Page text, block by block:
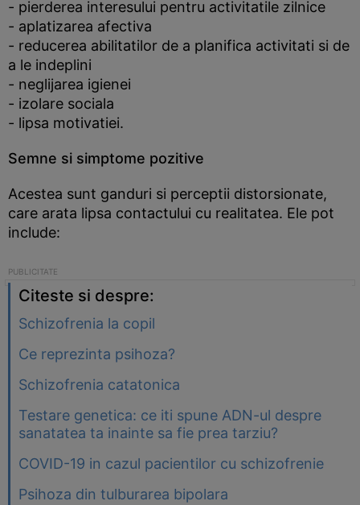
- pierderea interesului pentru activitatile zilnice
- aplatizarea afectiva
- reducerea abilitatilor de a planifica activitati si de
a le indeplini
- neglijarea igienei
- izolare sociala
- lipsa motivatiei.
Semne si simptome pozitive
Acestea sunt ganduri si perceptii distorsionate,
care arata lipsa contactului cu realitatea. Ele pot
include:
Citeste si despre:
Schizofrenia la copil
Ce reprezinta psihoza?
Schizofrenia catatonica
Testare genetica: ce iti spune ADN-ul despre
sanatatea ta inainte sa fie prea tarziu?
COVID-19 in cazul pacientilor cu schizofrenie
Psihoza din tulburarea bipolara